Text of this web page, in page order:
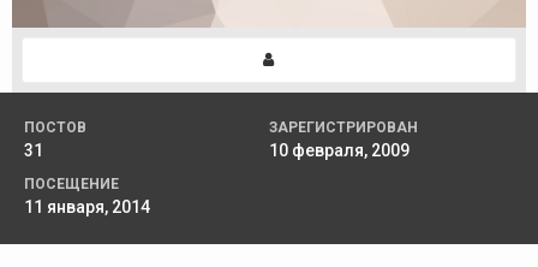
ПОСТОВ
31
ЗАРЕГИСТРИРОВАН
10 февраля, 2009
ПОСЕЩЕНИЕ
11 января, 2014